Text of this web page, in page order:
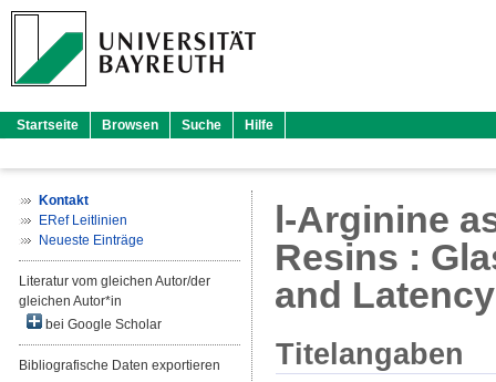
Startseite Browsen Suche Hilfe
Kontakt
ERef Leitlinien
Neueste Einträge
Literatur vom gleichen Autor/der
gleichen Autor*in
bei Google Scholar
Bibliografische Daten exportieren
l-Arginine
Resins :
and Latency
Titelangaben